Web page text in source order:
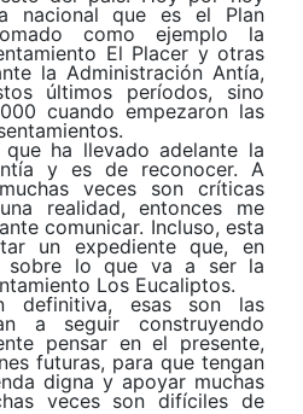
nacional que es el Plan
como ejemplo la
El Placer y otras
la Administración Antía,
últimos períodos, sino
cuando empezaron las
ha llevado adelante la
y es de reconocer. A
veces son críticas
realidad, entonces me
comunicar. Incluso, esta
un expediente que, en
sobre lo que va a ser la
Los Eucaliptos.
definitiva, esas son las
a seguir construyendo
pensar en el presente,
futuras, para que tengan
digna y apoyar muchas
veces son difíciles de